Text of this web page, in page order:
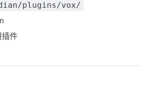
plugins/vox/
插件